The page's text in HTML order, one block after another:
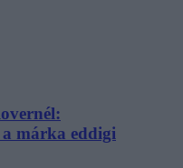
márka eddigi